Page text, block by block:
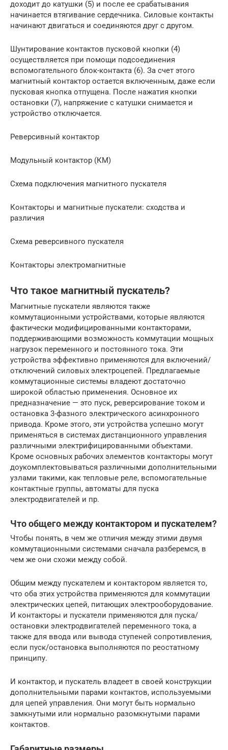
доходит до катушки (5) и после ее срабатывания
начинается втягивание сердечника. Силовые контакты
начинают двигаться и соединяются друг с другом.
Шунтирование контактов пусковой кнопки (4)
осуществляется при помощи подсоединения
вспомогательного блок-контакта (6). За счет этого
магнитный контактор остается включенным, даже если
пусковая кнопка отпущена. После нажатия кнопки
остановки (7), напряжение с катушки снимается и
устройство отключается.
Реверсивный контактор
Модульный контактор (КМ)
Схема подключения магнитного пускателя
Контакторы и магнитные пускатели: сходства и
различия
Схема реверсивного пускателя
Контакторы электромагнитные
Что такое магнитный пускатель?
Магнитные пускатели являются также
коммутационными устройствами, которые являются
фактически модифицированными контакторами,
поддерживающими возможность коммутации мощных
нагрузок переменного и постоянного тока. Эти
устройства эффективно применяются для включений/
отключений силовых электроцепей. Предлагаемые
коммутационные системы владеют достаточно
широкой областью применения. Основное их
предназначение — это пуск, реверсирование током и
остановка 3-фазного электрического асинхронного
привода. Кроме этого, эти устройства успешно могут
применяться в системах дистанционного управления
различными электрифицированными объектами.
Кроме основных рабочих элементов контакторы могут
доукомплектовываться различными дополнительными
узлами такими, как тепловые реле, вспомогательные
контактные группы, автоматы для пуска
электродвигателей и пр.
Что общего между контактором и пускателем?
Чтобы понять, в чем же отличия между этими двумя
коммутационными системами сначала разберемся, в
чем же они схожи между собой.
Общим между пускателем и контактором является то,
что оба этих устройства применяются для коммутации
электрических цепей, питающих электрооборудование.
И контакторы и пускатели применяются для пуска/
остановки электродвигателей переменного тока, а
также для ввода или вывода ступеней сопротивления,
если пуск/остановка выполняются по реостатному
принципу.
И контактор, и пускатель владеет в своей конструкции
дополнительными парами контактов, используемыми
для цепей управления. Они могут быть нормально
замкнутыми или нормально разомкнутыми парами
контактов.